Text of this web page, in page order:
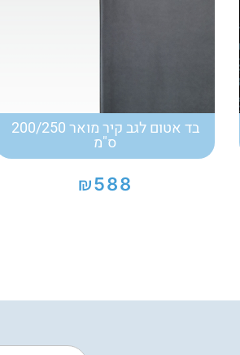
בד אטום לגב קיר מואר 200/250
ס"מ
₪588